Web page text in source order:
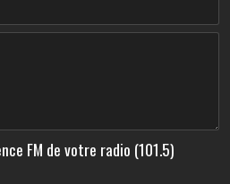
FM de votre radio (101.5)